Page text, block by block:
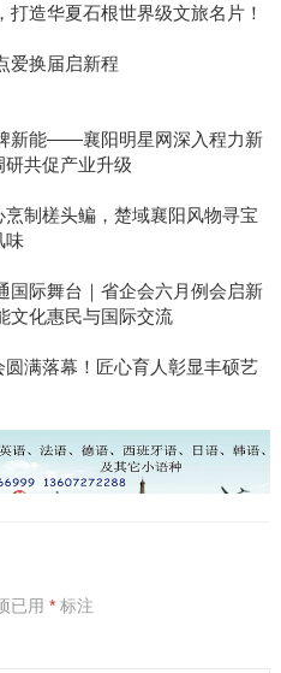
打造华夏石根世界级文旅名片！
爱换届启新程
新能——襄阳明星网深入程力新
共促产业升级
制槎头鳊，楚域襄阳风物寻宝
味
国际舞台｜省企会六月例会启新
文化惠民与国际交流
满落幕！匠心育人彰显丰硕艺
已用 *标注